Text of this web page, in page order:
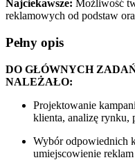
Najciekawsze: Możliwość
reklamowych od podstaw
Pełny opis
DO GŁÓWNYCH
NALEŻAŁO:
Projektowanie
klienta, analizę rynku,
Wybór odpowiednich
umiejscowienie